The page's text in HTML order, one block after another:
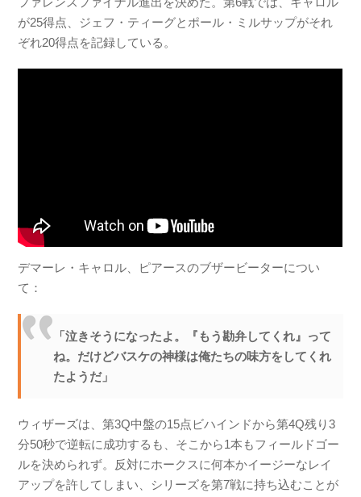
が25得点、ジェフ・ティーグとポール・ミルサップがそれ
ぞれ20得点を記録している。
デマーレ・キャロル、ピアースのブザービーターについ
て：
「泣きそうになったよ。『もう勘弁してくれ』って
ね。だけどバスケの神様は俺たちの味方をしてくれ
たようだ」
ウィザーズは、第3Q中盤の15点ビハインドから第4Q残り3
分50秒で逆転に成功するも、そこから1本もフィールドゴー
ルを決められず。反対にホークスに何本かイージーなレイ
アップを許してしまい、シリーズを第7戦に持ち込むことが